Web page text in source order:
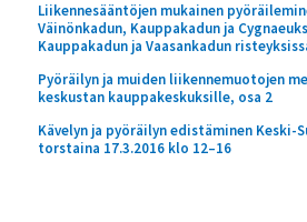
Liikennesääntöjen mukainen
Väinönkadun, Kauppakadun ja
Kauppakadun ja Vaasankadun
Pyöräilyn ja muiden liikennemuotojen
keskustan kauppakeskuksille, osa 2
Kävelyn ja pyöräilyn edistäminen Keski-
torstaina 17.3.2016 klo 12–16